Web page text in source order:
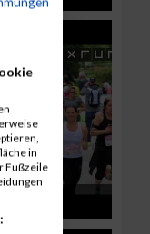
in
Fußzeile